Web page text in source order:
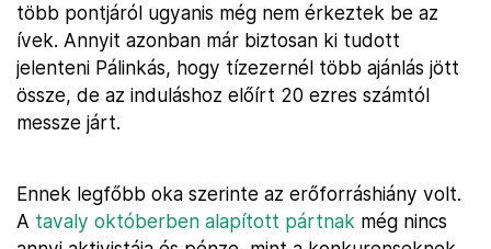
több pontjáról ugyanis még nem érkeztek be az
ívek. Annyit azonban már biztosan ki tudott
jelenteni Pálinkás, hogy tízezernél több ajánlás jött
össze, de az induláshoz előírt 20 ezres számtól
messze járt.
Ennek legfőbb oka szerinte az erőforráshiány volt.
A tavaly októberben alapított pártnak még nincs